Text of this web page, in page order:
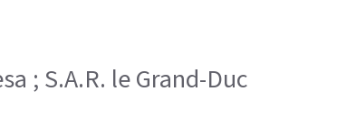
; S.A.R. le Grand-Duc